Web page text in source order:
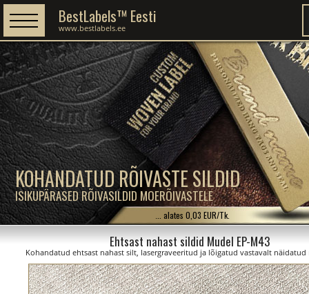
KOHANDATUD RÕIVASTE SILDID
ISIKUPÄRASED RÕIVASILDID MOERÕIVASTELE
BestLabels™ Eesti
www.bestlabels.ee
... alates 0,03 EUR/Tk.
Ehtsast nahast sildid Mudel EP-M43
Kohandatud ehtsast nahast silt, lasergraveeritud ja lõigatud vastavalt